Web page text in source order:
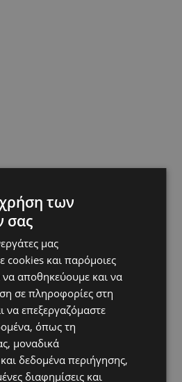
Ευρώπητων
σας
μας
cookies και παρόμοιες
να αποθηκεύουμε και να
σε πληροφορίες στη
να επεξεργαζόμαστε
όπως τη
μοναδικά
δεδομένα περιήγησης,
διαφημίσεις και